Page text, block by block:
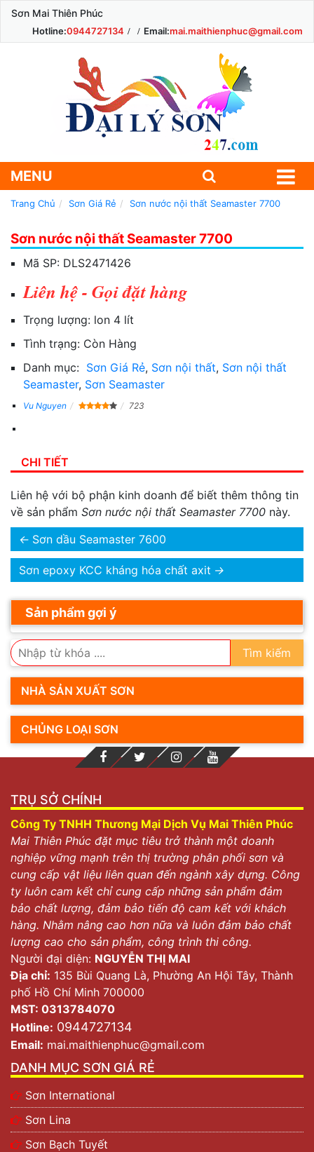
Sơn Mai Thiên Phúc
Hotline:0944727134 Email:mai.maithienphuc@gmail.com
MENU
Trang Chủ Sơn Giá Rẻ Sơn nước nội thất Seamaster 7700
Sơn nước nội thất Seamaster 7700
Mã SP: DLS2471426
Liên hệ - Gọi đặt hàng
Trọng lượng: lon 4 lít
Tình trạng: Còn Hàng
Danh mục: Sơn Giá Rẻ, Sơn nội thất, Sơn nội thất
Seamaster, Sơn Seamaster
Vu Nguyen 723
CHI TIẾT
Liên hệ với bộ phận kinh doanh để biết thêm thông tin
về sản phẩm Sơn nước nội thất Seamaster 7700 này.
← Sơn dầu Seamaster 7600
Sơn epoxy KCC kháng hóa chất axit →
Sản phẩm gợi ý
Tìm kiếm
NHÀ SẢN XUẤT SƠN
CHỦNG LOẠI SƠN
TRỤ SỞ CHÍNH
Công Ty TNHH Thương Mại Dịch Vụ Mai Thiên Phúc
Mai Thiên Phúc đặt mục tiêu trở thành một doanh
nghiệp vững mạnh trên thị trường phân phối sơn và
cung cấp vật liệu liên quan đến ngành xây dựng. Công
ty luôn cam kết chỉ cung cấp những sản phẩm đảm
bảo chất lượng, đảm bảo tiến độ cam kết với khách
hàng. Nhằm nâng cao hơn nữa và luôn đảm bảo chất
lượng cao cho sản phẩm, công trình thi công.
Người đại diện: NGUYỄN THỊ MAI
Địa chỉ: 135 Bùi Quang Là, Phường An Hội Tây, Thành
phố Hồ Chí Minh 700000
MST: 0313784070
Hotline: 0944727134
Email: mai.maithienphuc@gmail.com
DANH MỤC SƠN GIÁ RẺ
Sơn International
Sơn Lina
Sơn Bạch Tuyết